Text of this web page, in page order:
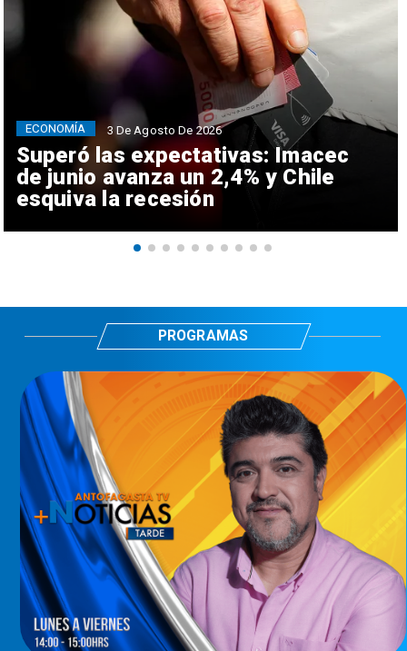
Superó las expectativas: Imacec
de junio avanza un 2,4% y Chile
esquiva la recesión
ECONOMÍA 3 De Agosto De 2026
PROGRAMAS